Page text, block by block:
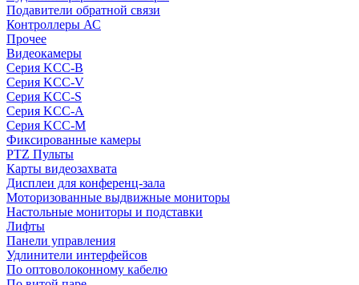
Подавители обратной связи
Контроллеры АС
Прочее
Видеокамеры
Серия KCC-B
Серия KCC-V
Серия KCC-S
Серия KCC-A
Серия KCC-M
Фиксированные камеры
PTZ Пульты
Карты видеозахвата
Дисплеи для конференц-зала
Моторизованные выдвижные мониторы
Настольные мониторы и подставки
Лифты
Панели управления
Удлинители интерфейсов
По оптоволоконному кабелю